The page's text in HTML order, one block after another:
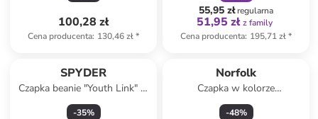
100,28 zł
Cena producenta: 130,46 zł*
55,95 złregularna
51,95 zł z family
Cena producenta: 195,71 zł*
SPYDER
Czapka beanie "Youth Link" w
kolorze czarnym
-35%
Norfolk
Czapka w kolorze
antracytowym
-48%